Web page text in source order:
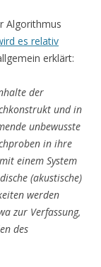
Algorithmus
es relativ
erklärt:
der
und in
unbewusste
in ihre
einem System
(akustische)
werden
zur Verfassung,
des